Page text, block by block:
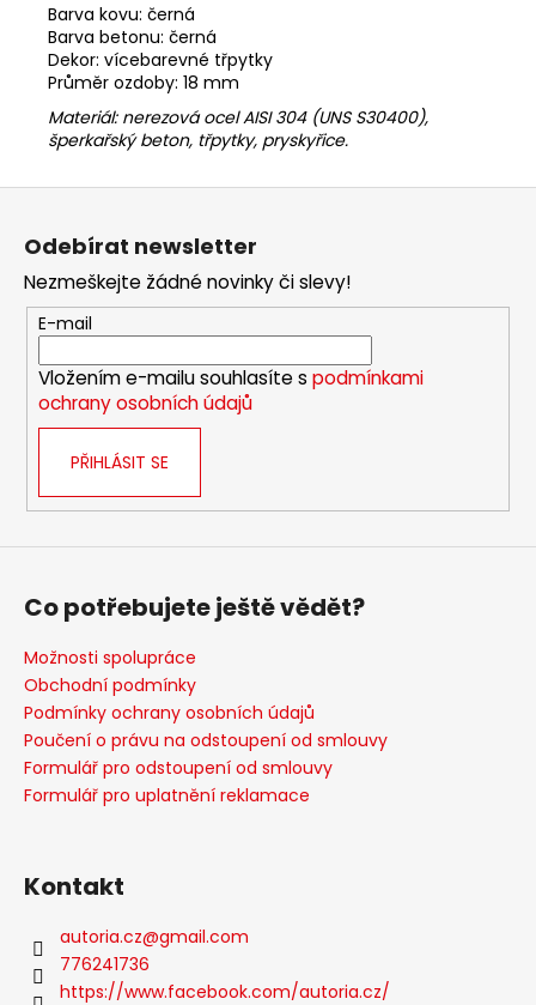
Barva kovu: černá
Barva betonu: černá
Dekor: vícebarevné třpytky
Průměr ozdoby: 18 mm
Materiál: nerezová ocel AISI 304 (UNS S30400),
šperkařský beton, třpytky, pryskyřice.
Z
Odebírat newsletter
Nezmeškejte žádné novinky či slevy!
E-mail
Vložením e-mailu souhlasíte s podmínkami
ochrany osobních údajů
PŘIHLÁSIT SE
Co potřebujete ještě vědět?
Možnosti spolupráce
Obchodní podmínky
Podmínky ochrany osobních údajů
Poučení o právu na odstoupení od smlouvy
Formulář pro odstoupení od smlouvy
Formulář pro uplatnění reklamace
Kontakt
autoria.cz@gmail.com
776241736
https://www.facebook.com/autoria.cz/